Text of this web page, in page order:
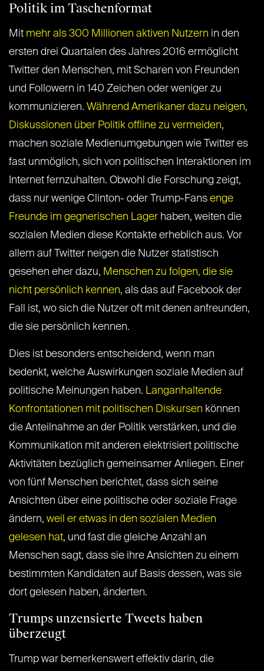
Politik im Taschenformat
Mit mehr als 300 Millionen aktiven Nutzern in den
ersten drei Quartalen des Jahres 2016 ermöglicht
Twitter den Menschen, mit Scharen von Freunden
und Followern in 140 Zeichen oder weniger zu
kommunizieren. Während Amerikaner dazu neigen,
Diskussionen über Politik offline zu vermeiden,
machen soziale Medienumgebungen wie Twitter es
fast unmöglich, sich von politischen Interaktionen im
Internet fernzuhalten. Obwohl die Forschung zeigt,
dass nur wenige Clinton- oder Trump-Fans enge
Freunde im gegnerischen Lager haben, weiten die
sozialen Medien diese Kontakte erheblich aus. Vor
allem auf Twitter neigen die Nutzer statistisch
gesehen eher dazu, Menschen zu folgen, die sie
nicht persönlich kennen, als das auf Facebook der
Fall ist, wo sich die Nutzer oft mit denen anfreunden,
die sie persönlich kennen.
Dies ist besonders entscheidend, wenn man
bedenkt, welche Auswirkungen soziale Medien auf
politische Meinungen haben. Langanhaltende
Konfrontationen mit politischen Diskursen können
die Anteilnahme an der Politik verstärken, und die
Kommunikation mit anderen elektrisiert politische
Aktivitäten bezüglich gemeinsamer Anliegen. Einer
von fünf Menschen berichtet, dass sich seine
Ansichten über eine politische oder soziale Frage
ändern, weil er etwas in den sozialen Medien
gelesen hat, und fast die gleiche Anzahl an
Menschen sagt, dass sie ihre Ansichten zu einem
bestimmten Kandidaten auf Basis dessen, was sie
dort gelesen haben, änderten.
Trumps unzensierte Tweets haben
überzeugt
Trump war bemerkenswert effektiv darin, die